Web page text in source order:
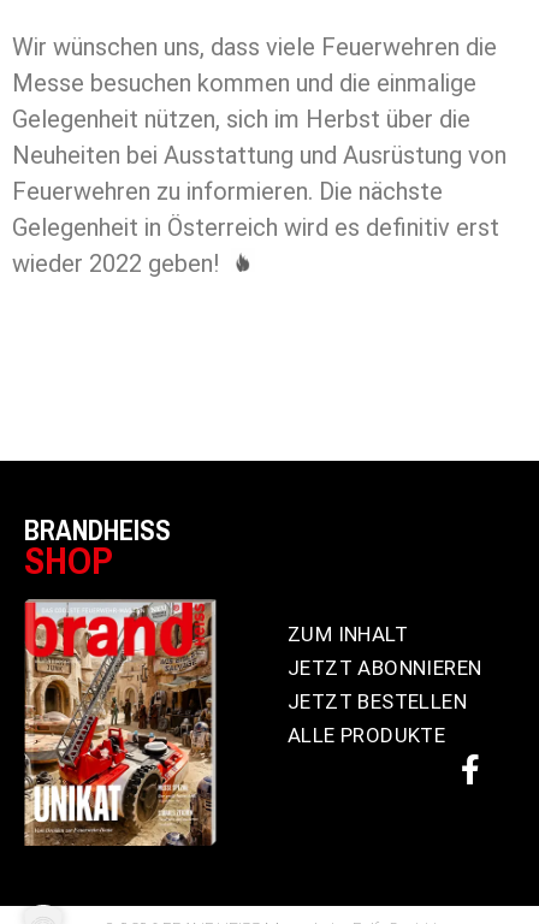
Wir wünschen uns, dass viele Feuerwehren die
Messe besuchen kommen und die einmalige
Gelegenheit nützen, sich im Herbst über die
Neuheiten bei Ausstattung und Ausrüstung von
Feuerwehren zu informieren. Die nächste
Gelegenheit in Österreich wird es definitiv erst
wieder 2022 geben!
BRANDHEISS
SHOP
ZUM INHALT
JETZT ABONNIEREN
JETZT BESTELLEN
ALLE PRODUKTE